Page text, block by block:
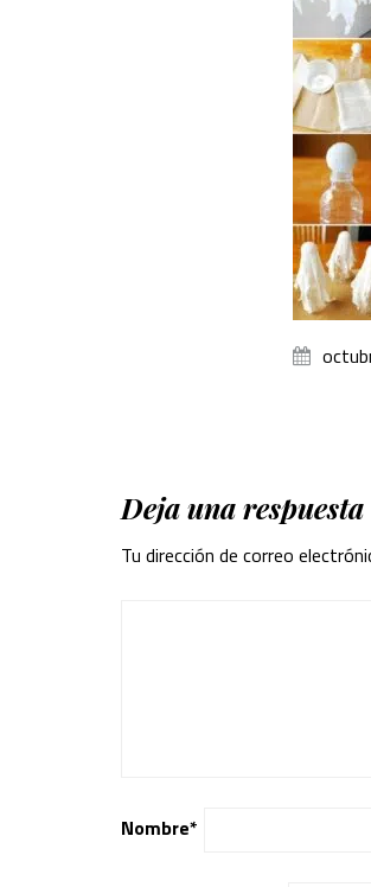
Deja una respuesta
Tu dirección de correo
Nombre*